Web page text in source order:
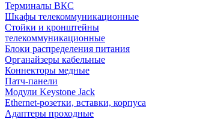
Терминалы ВКС
Шкафы телекоммуникационные
Стойки и кронштейны
телекоммуникационные
Блоки распределения питания
Органайзеры кабельные
Коннекторы медные
Патч-панели
Модули Keystone Jack
Ethernet-розетки, вставки, корпуса
Адаптеры проходные